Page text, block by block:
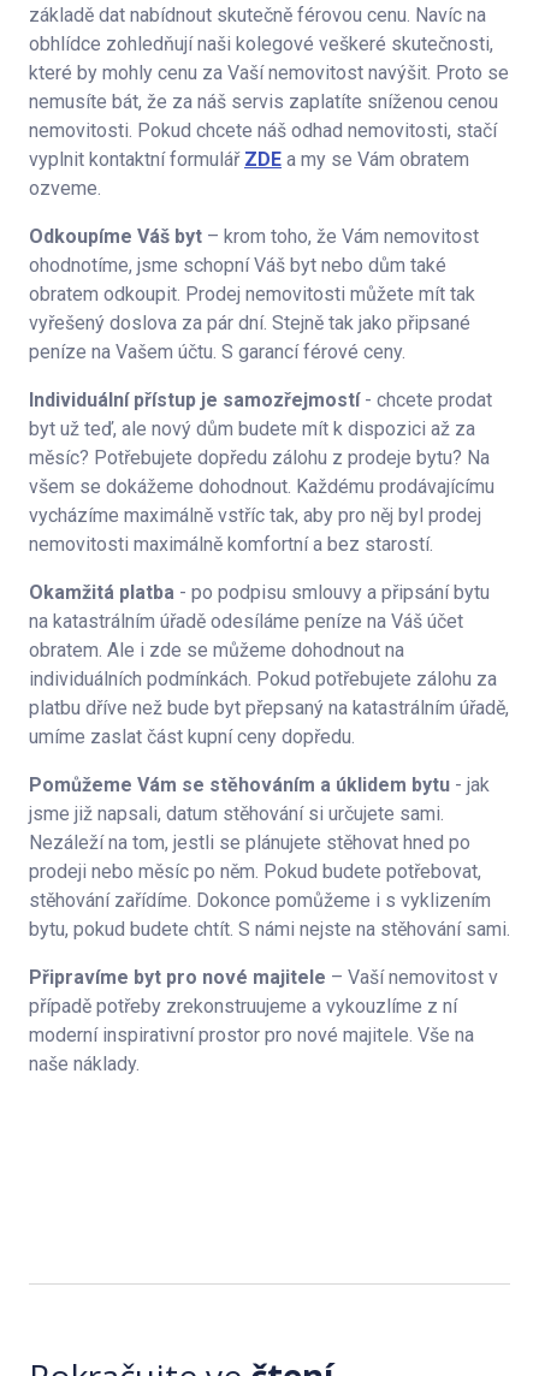
základě dat nabídnout skutečně férovou cenu. Navíc na
obhlídce zohledňují naši kolegové veškeré skutečnosti,
které by mohly cenu za Vaší nemovitost navýšit. Proto se
nemusíte bát, že za náš servis zaplatíte sníženou cenou
nemovitosti. Pokud chcete náš odhad nemovitosti, stačí
vyplnit kontaktní formulář ZDE a my se Vám obratem
ozveme.
Odkoupíme Váš byt – krom toho, že Vám nemovitost
ohodnotíme, jsme schopní Váš byt nebo dům také
obratem odkoupit. Prodej nemovitosti můžete mít tak
vyřešený doslova za pár dní. Stejně tak jako připsané
peníze na Vašem účtu. S garancí férové ceny.
Individuální přístup je samozřejmostí - chcete prodat
byt už teď, ale nový dům budete mít k dispozici až za
měsíc? Potřebujete dopředu zálohu z prodeje bytu? Na
všem se dokážeme dohodnout. Každému prodávajícímu
vycházíme maximálně vstříc tak, aby pro něj byl prodej
nemovitosti maximálně komfortní a bez starostí.
Okamžitá platba - po podpisu smlouvy a připsání bytu
na katastrálním úřadě odesíláme peníze na Váš účet
obratem. Ale i zde se můžeme dohodnout na
individuálních podmínkách. Pokud potřebujete zálohu za
platbu dříve než bude byt přepsaný na katastrálním úřadě,
umíme zaslat část kupní ceny dopředu.
Pomůžeme Vám se stěhováním a úklidem bytu - jak
jsme již napsali, datum stěhování si určujete sami.
Nezáleží na tom, jestli se plánujete stěhovat hned po
prodeji nebo měsíc po něm. Pokud budete potřebovat,
stěhování zařídíme. Dokonce pomůžeme i s vyklizením
bytu, pokud budete chtít. S námi nejste na stěhování sami.
Připravíme byt pro nové majitele – Vaší nemovitost v
případě potřeby zrekonstruujeme a vykouzlíme z ní
moderní inspirativní prostor pro nové majitele. Vše na
naše náklady.